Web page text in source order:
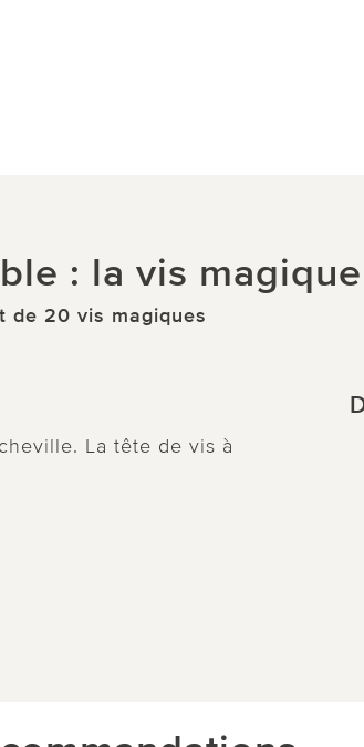
: la vis
de 20 vis magiques
La tête de vis à